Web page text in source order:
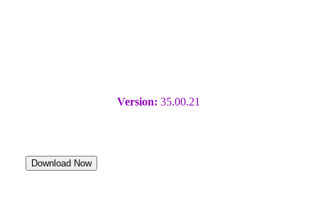
Download Now
Version: 35.00.21